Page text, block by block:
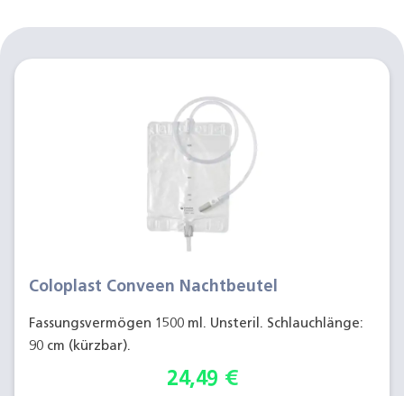
Coloplast Conveen Nachtbeutel
Fassungsvermögen 1500 ml. Unsteril. Schlauchlänge:
90 cm (kürzbar).
24,49 €